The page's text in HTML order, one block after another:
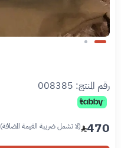
Slide 1 of 2
رقم المنتج: 008385
470 (لا تشمل ضريبة القيمة المضافة)